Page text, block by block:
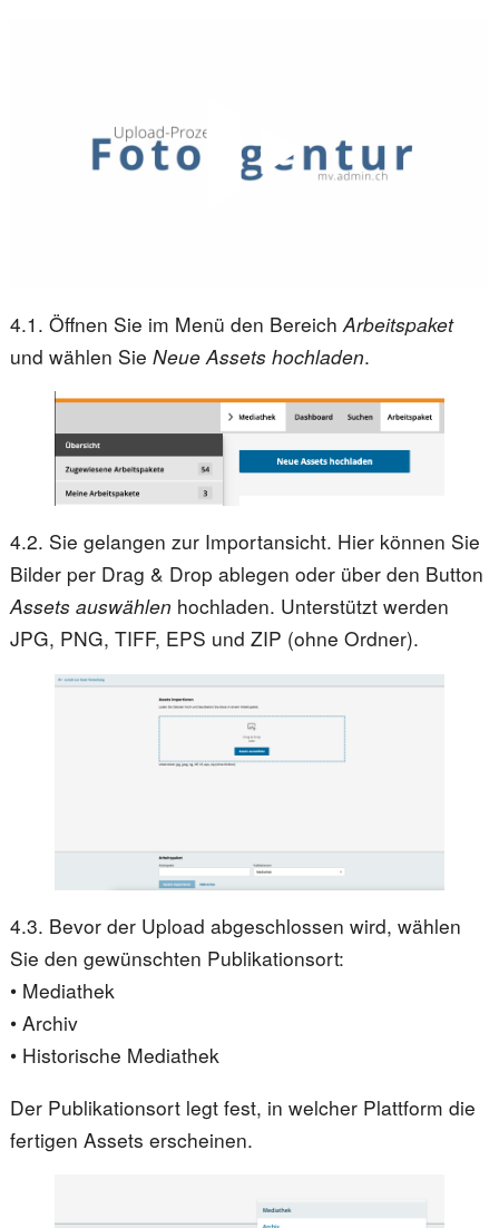
4.1. Öffnen Sie im Menü den BereichArbeitspaket
und wählen Sie Neue Assets hochladen.
4.2. Sie gelangen zur Importansicht. Hier können Sie
Bilder per Drag & Drop ablegen oder über den Button
Assets auswählen hochladen. Unterstützt werden
JPG, PNG, TIFF, EPS und ZIP (ohne Ordner).
4.3. Bevor der Upload abgeschlossen wird, wählen
Sie den gewünschten Publikationsort:
• Mediathek
• Archiv
• Historische Mediathek
Der Publikationsort legt fest, in welcher Plattform die
fertigen Assets erscheinen.